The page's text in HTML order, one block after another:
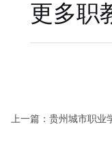
更多职
上一篇： 贵州城市职业